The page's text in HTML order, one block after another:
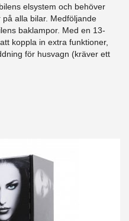
elsystem och behöver
alla bilar. Medföljande
baklampor. Med en 13-
koppla in extra funktioner,
för husvagn (kräver ett